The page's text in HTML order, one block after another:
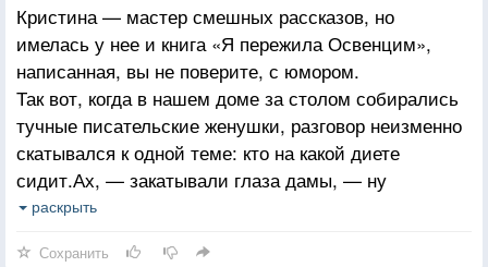
Кристина — мастер смешных рассказов, но
имелась у нее и книга «Я пережила Освенцим»,
написанная, вы не поверите, с юмором.
Так вот, когда в нашем доме за столом собирались
тучные писательские женушки, разговор неизменно
скатывался к одной теме: кто на какой диете
сидит.Ах, — закатывали глаза дамы, — ну
ничегошеньки не едим! А результата нет!
должно помочь!
раскрыть
Сохранить